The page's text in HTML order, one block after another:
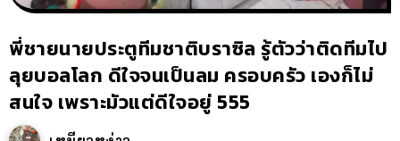
พี่ชายนายประตูทีมชาติบราซิล รู้ตัวว่าติดทีมไป
ลุยบอลโลก ดีใจจนเป็นลม ครอบครัว เองก็ไม่
สนใจ เพราะมัวแต่ดีใจอยู่ 555